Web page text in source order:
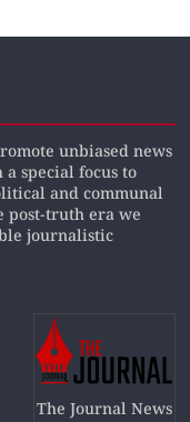
unbiased news
special focus to
and communal
post-truth era we
journalistic
The Journal News